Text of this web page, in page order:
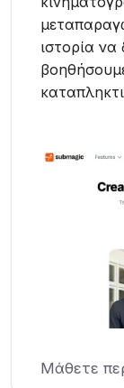
ιστορία να
Μάθετε